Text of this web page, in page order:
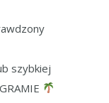
szybkiej